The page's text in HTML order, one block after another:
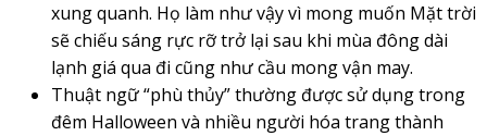
xung quanh. Họ làm như vậy vì mong muốn Mặt trời
sẽ chiếu sáng rực rỡ trở lại sau khi mùa đông dài
lạnh giá qua đi cũng như cầu mong vận may.
Thuật ngữ “phù thủy” thường được sử dụng trong
đêm Halloween và nhiều người hóa trang thành